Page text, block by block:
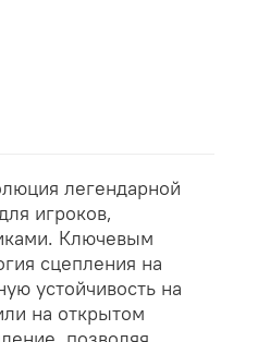
легендарной
игроков,
Ключевым
сцепления на
устойчивость на
на открытом